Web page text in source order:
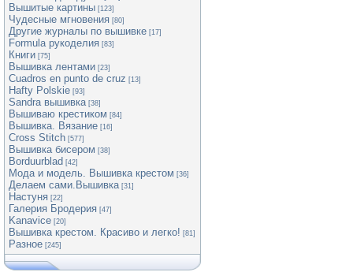
Вышитые картины [123]
Чудесные мгновения [80]
Другие журналы по вышивке [17]
Formula рукоделия [83]
Книги [75]
Вышивка лентами [23]
Cuadros en punto de cruz [13]
Hafty Polskie [93]
Sandra вышивка [38]
Вышиваю крестиком [84]
Вышивка. Вязание [16]
Cross Stitch [577]
Вышивка бисером [38]
Borduurblad [42]
Мода и модель. Вышивка крестом [36]
Делаем сами.Вышивка [31]
Настуня [22]
Галерия Бродерия [47]
Kanavice [20]
Вышивка крестом. Красиво и легко! [81]
Разное [245]